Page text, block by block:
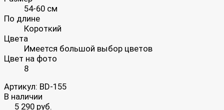
54-60 см
По длине
Короткий
Цвета
Имеется большой выбор цветов
Цвет на фото
8
Артикул: BD-155
В наличии
5 290 руб.